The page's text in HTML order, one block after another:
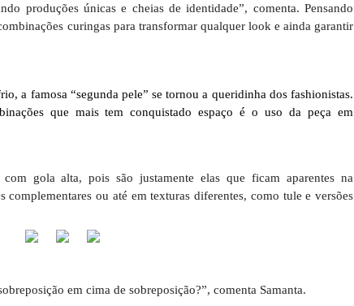
produções únicas e cheias de identidade”, comenta. Pensando
curingas para transformar qualquer look e ainda garantir
a famosa “segunda pele” se tornou a queridinha dos fashionistas.
que mais tem conquistado espaço é o uso da peça em
gola alta, pois são justamente elas que ficam aparentes na
complementares ou até em texturas diferentes, como tule e versões
em cima de sobreposição?”, comenta Samanta.